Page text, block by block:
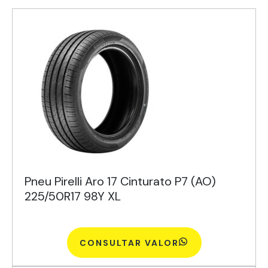
Pneu Pirelli Aro 17 Cinturato P7 (AO)
225/50R17 98Y XL
CONSULTAR VALOR